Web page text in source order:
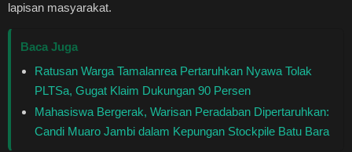
lapisan masyarakat.
Baca Juga
Ratusan Warga Tamalanrea Pertaruhkan Nyawa Tolak
PLTSa, Gugat Klaim Dukungan 90 Persen
Mahasiswa Bergerak, Warisan Peradaban Dipertaruhkan:
Candi Muaro Jambi dalam Kepungan Stockpile Batu Bara